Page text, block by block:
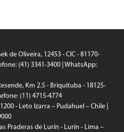
de Oliveira, 12453 - CIC - 81170-
(41) 3341-3400 | WhatsApp:
Km 2.5 - Briquituba - 18125-
(11) 4715-4774
- Leto Izarra – Pudahuel – Chile |
Praderas de Lurín - Lurín - Lima –